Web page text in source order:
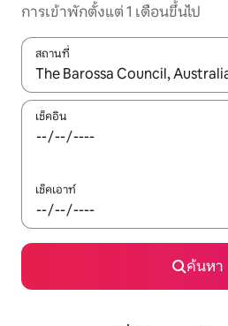
การเข้าพักตั้งแต่ 1 เดือนขึ้นไป
สถานที่
ใช้ลูกศรขึ้นลง หรือใช้การสัมผัสหรือ
เช็คอิน
เช็คเอาท์
ค้นหา